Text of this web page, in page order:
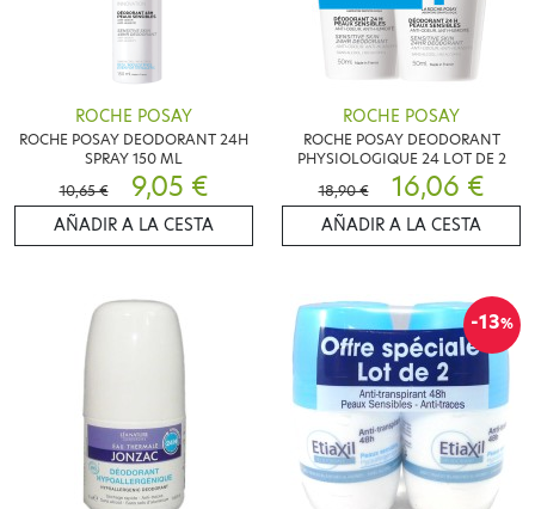
ROCHE POSAY
ROCHE POSAY DEODORANT 24H
SPRAY 150 ML
10,65 €
9,05 €
AÑADIR A LA CESTA
ROCHE POSAY
ROCHE POSAY DEODORANT
PHYSIOLOGIQUE 24 LOT DE 2
18,90 €
16,06 €
AÑADIR A LA CESTA
-13%